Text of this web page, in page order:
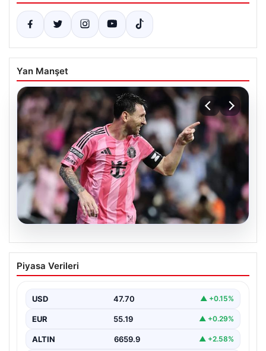
Yan Manşet
Dünya Kupası rüzgârı sürüyor: Messi
Inter Miami’nin geri dönüşünü başlattı
karşısında geriye düştüğü bir mücadelede sahadan…
Piyasa Verileri
USD 47.70 ▲ +0.15%
EUR 55.19 ▲ +0.29%
ALTIN 6659.9 ▲ +2.58%